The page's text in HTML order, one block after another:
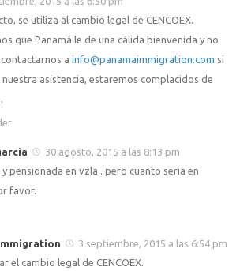
se utiliza al cambio legal de CENCOEX.
que Panamá le de una cálida bienvenida y no
a info@panamaimmigration.com si
asistencia, estaremos complacidos de
30 agosto, 2015 a las 8:13 pm
pensionada en vzla . pero cuanto seria en
favor.
3 septiembre, 2015 a las 6:54 pm
el cambio legal de CENCOEX.